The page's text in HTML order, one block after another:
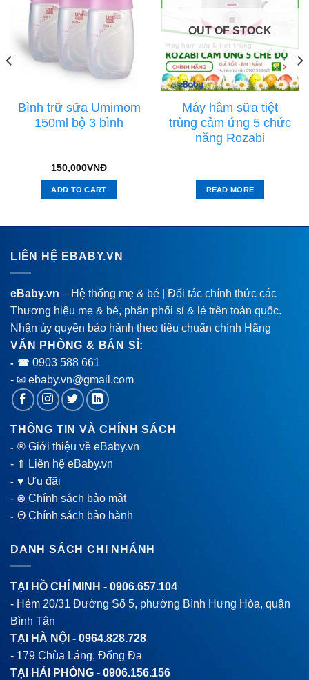
Bình trữ sữa Umimom
150ml bộ 3 bình
150,000VNĐ
ADD TO CART
OUT OF STOCK
Máy hâm sữa tiệt
trùng cảm ứng 5 chức
năng Rozabi
READ MORE
LIÊN HỆ EBABY.VN
eBaby.vn – Hệ thống mẹ & bé | Đối tác chính thức các
Thương hiệu mẹ & bé, phân phối sỉ & lẻ trên toàn quốc.
Nhận ủy quyền bảo hành theo tiêu chuẩn chính Hãng
VĂN PHÒNG & BÁN SỈ:
- ☎ 0903 588 661
- ✉ ebaby.vn@gmail.com
THÔNG TIN VÀ CHÍNH SÁCH
-® Giới thiệu về eBaby.vn
- ⇑ Liên hệ eBaby.vn
-♥ Ưu đãi
- ⊗ Chính sách bảo mật
-Θ Chính sách bảo hành
DANH SÁCH CHI NHÁNH
TẠI HỒ CHÍ MINH - 0906.657.104
- Hẻm 20/31 Đường Số 5, phường Bình Hưng Hòa, quận
Bình Tân
TẠI HÀ NỘI - 0964.828.728
- 179 Chùa Láng, Đống Đa
TẠI HẢI PHÒNG - 0906.156.156